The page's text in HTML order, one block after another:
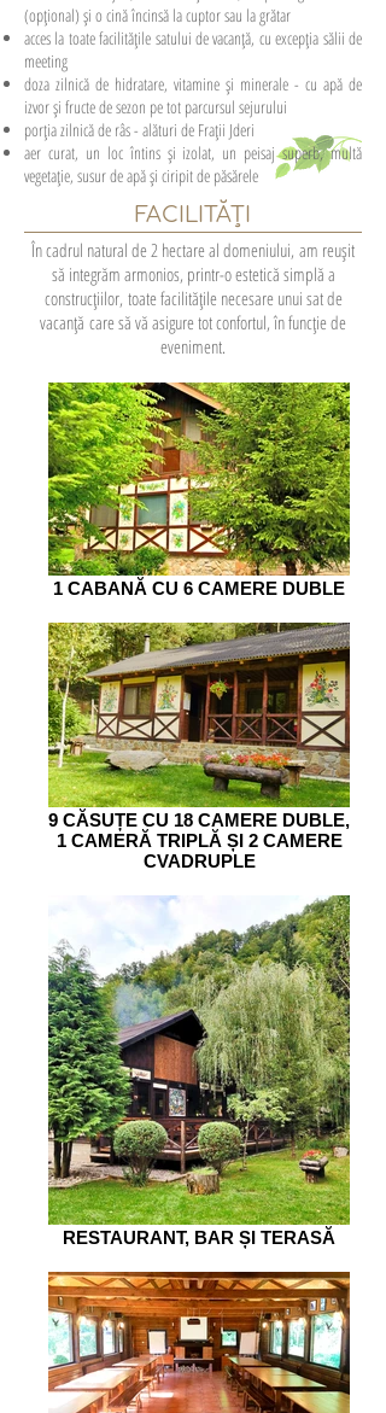
(opțional) și o cină încinsă la cuptor sau la grătar
acces la toate facilitățile satului de vacanță, cu excepția sălii de
meeting
doza zilnică de hidratare, vitamine și minerale - cu apă de
izvor și fructe de sezon pe tot parcursul sejurului
porția zilnică de râs - alături de Frații Jderi
aer curat, un loc întins și izolat, un peisaj superb, multă
vegetație, susur de apă și ciripit de păsărele
FACILITĂȚI
În cadrul natural de 2 hectare al domeniului, am reușit
să integrăm armonios, printr-o estetică simplă a
construcțiilor, toate facilitățile necesare unui sat de
vacanță care să vă asigure tot confortul, în funcție de
eveniment.
1 CABANĂ CU 6 CAMERE DUBLE
9 CĂSUȚE CU 18 CAMERE DUBLE,
1 CAMERĂ TRIPLĂ ȘI 2 CAMERE
CVADRUPLE
RESTAURANT, BAR ȘI TERASĂ